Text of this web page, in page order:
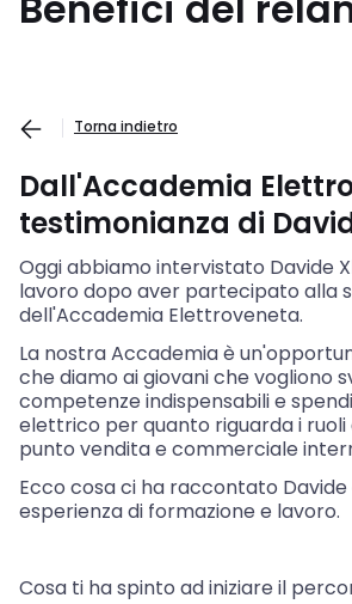
Torna indietro
Dall'Accademia
testimonianza di
Oggi abbiamo intervistato Davide
lavoro dopo aver partecipato alla
dell'Accademia Elettroveneta.
La nostra Accademia è
che diamo ai giovani che vogliono
competenze indispensabili e
elettrico per quanto riguarda i
punto vendita e commerciale
Ecco cosa ci ha raccontato Davide
esperienza di formazione e lavoro.
Cosa ti ha spinto ad iniziare il